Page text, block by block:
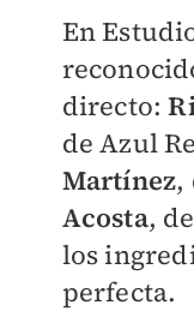
En
directo:
de Azul
Martínez,
Acosta,
los
perfecta.